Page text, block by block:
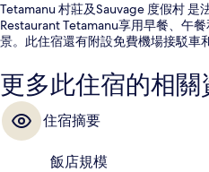
Tetamanu 村莊及Sauvage 度假村
Restaurant Tetamanu享用早餐、午
景。此住宿還有附設免費機場接駁車
更多此住宿的相關
住宿摘要
飯店規模